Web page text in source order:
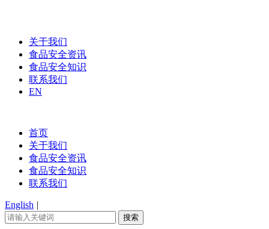
关于我们
食品安全资讯
食品安全知识
联系我们
EN
首页
关于我们
食品安全资讯
食品安全知识
联系我们
English |